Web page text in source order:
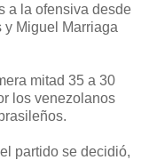
a la ofensiva desde
y Miguel Marriaga
mitad 35 a 30
los venezolanos
partido se decidió,